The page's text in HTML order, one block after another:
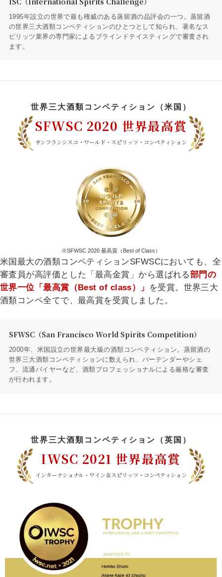
1995年設立の世界で最も権威のある蒸留酒の品評会の一つ。蒸留酒
の世界三大酒類コンペティションのひとつとして知られ、著名なス
ピリッツ業界の専門家によるブラインドテイスティングで審査され
ます。
世界三大酒類コンペティション（米国）
SFWSC 2020 世界最高賞
サンフランシスコ・ワールド・スピリッツ・コンペティション
※SFWSC 2020 最高賞（Best of Class）
米国最大の酒類コンペティションSFWSCにおいても、全
審査員が高評価とした「最高金賞」から選ばれる部門の
世界一位「最高賞（Best of class）」
を受賞。世界三大
酒類コンペ全てで、最高賞を受賞しました。
SFWSC（San Francisco World Spirits Competition）
2000年、米国設立の世界最大級の酒類コンペティション。蒸留酒の
世界三大酒類コンペティションに数えられ、バーテンダーやシェ
フ、流通バイヤーなど、酒類プロフェッショナルによる厳格な審査
が行われます。
世界三大酒類コンペティション（英国）
IWSC 2021 世界最高賞
インターナショナル・ワイン＆スピリッツ・コンペティション